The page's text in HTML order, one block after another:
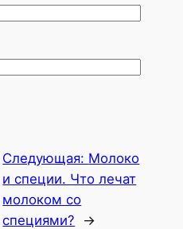
Следующая: Молоко
и специи. Что лечат
молоком со
специями?
→